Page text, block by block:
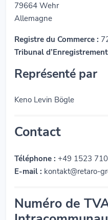
79664 Wehr
Allemagne
Registre du Commerce :
Tribunal
Représenté par
Keno Levin Bögle
Contact
Téléphone : +49 1523
E-mail : kontakt@retaro-
Numéro de